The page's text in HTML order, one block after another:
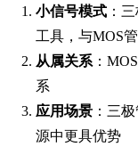
小信号模式 ：
工具，与MOS
从属关系 ：
系
应用场景 ：三
源中更具优势